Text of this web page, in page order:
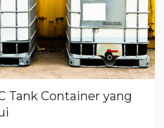
Tank Container yang